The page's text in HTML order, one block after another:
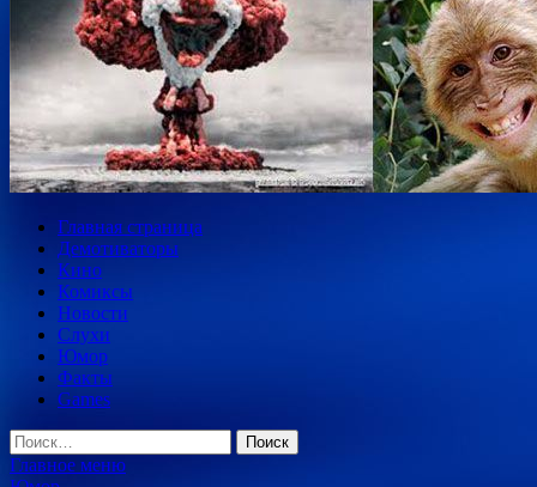
Главная страница
Демотиваторы
Кино
Комиксы
Новости
Слухи
Юмор
Факты
Games
Найти:
Главное меню